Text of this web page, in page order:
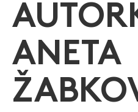
Galerie filmových klapek
Autoři filmových klapek
O projektu
ANETA